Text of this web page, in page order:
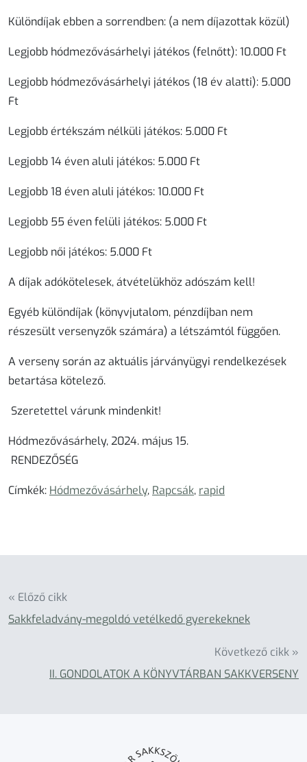
Különdíjak ebben a sorrendben: (a nem díjazottak közül)
Legjobb hódmezővásárhelyi játékos (felnőtt): 10.000 Ft
Legjobb hódmezővásárhelyi játékos (18 év alatti): 5.000
Ft
Legjobb értékszám nélküli játékos: 5.000 Ft
Legjobb 14 éven aluli játékos: 5.000 Ft
Legjobb 18 éven aluli játékos: 10.000 Ft
Legjobb 55 éven felüli játékos: 5.000 Ft
Legjobb női játékos: 5.000 Ft
A díjak adókötelesek, átvételükhöz adószám kell!
Egyéb különdíjak (könyvjutalom, pénzdíjban nem
részesült versenyzők számára) a létszámtól függően.
A verseny során az aktuális járványügyi rendelkezések
betartása kötelező.
Szeretettel várunk mindenkit!
Hódmezővásárhely, 2024. május15.
RENDEZŐSÉG
Címkék: Hódmezővásárhely, Rapcsák, rapid
« Előző cikk
Sakkfeladvány-megoldó vetélkedő gyerekeknek
Következő cikk »
II. GONDOLATOK A KÖNYVTÁRBAN SAKKVERSENY